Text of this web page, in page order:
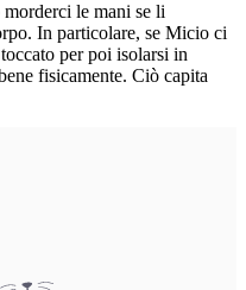
morderci le mani se li
In particolare, se Micio ci
per poi isolarsi in
fisicamente. Ciò capita